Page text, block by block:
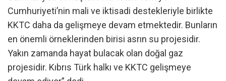
Cumhuriyeti’nin mali ve iktisadi destekleriyle birlikte
KKTC daha da gelişmeye devam etmektedir. Bunların
en önemli örneklerinden birisi asrın su projesidir.
Yakın zamanda hayat bulacak olan doğal gaz
projesidir. Kıbrıs Türk halkı ve KKTC gelişmeye